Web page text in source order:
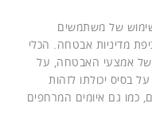
של משתמשים
מדיניות אבטחה. הכלי
של אמצעי האבטחה, על
בסיס יכולתו לזהות
כמו גם איומים המרחפים